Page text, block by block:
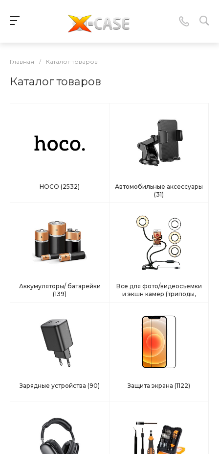
Главная / Каталог товаров
Каталог товаров
HOCO (2532)
Автомобильные аксессуары
(31)
Аккумуляторы/ батарейки
(139)
Все для фото/видеосъемки
и экшн камер (триподы,
Зарядные устройства (90) Защита экрана (1122)